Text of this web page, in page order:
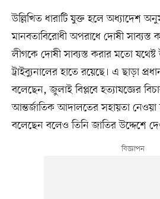
উল্লিখিত ধারাটি যুক্ত হলে অধ্যাদেশ
মানবতাবিরোধী অপরাধে দোষী
লীগকে দোষী সাব্যস্ত করার মতো যথেষ্ট
ট্রাইব্যুনালের হাতে রয়েছে। এ ছাড়া
বলেছেন, জুলাই বিপ্লবে হত্যাযজ্ঞের
আন্তর্জাতিক আদালতের সহায়তা নেওয়া
বলেছেন বলেও তিনি জাতির উদ্দেশে